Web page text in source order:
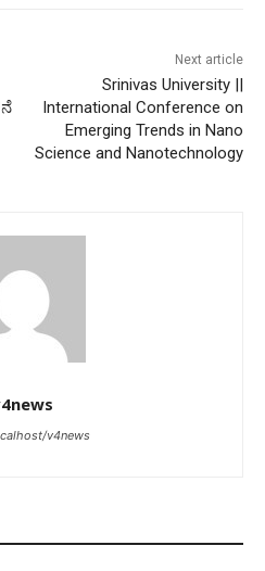
Next article
Srinivas University ||
International Conference on
Emerging Trends in Nano
Science and Nanotechnology
v4news